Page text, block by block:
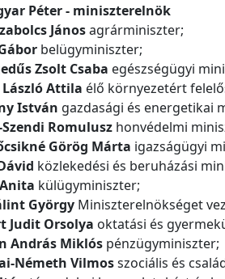
Péter - miniszterelnök
Jánosagrárminiszter;
belügyminiszter;
Zsolt Csaba egészségügyi
László Attila élő környezetért
István gazdasági és energetikai
Romuluszhonvédelmi
Görög Márta igazságügyi
közlekedési és beruházási
külügyminiszter;
GyörgyMiniszterelnökséget
Judit Orsolya oktatási és
András Miklóspénzügyminiszter;
Németh Vilmosszociális és